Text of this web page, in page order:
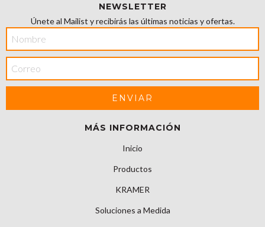
NEWSLETTER
Únete al Mailist y recibirás las últimas noticias y ofertas.
MÁS INFORMACIÓN
Inicio
Productos
KRAMER
Soluciones a Medida